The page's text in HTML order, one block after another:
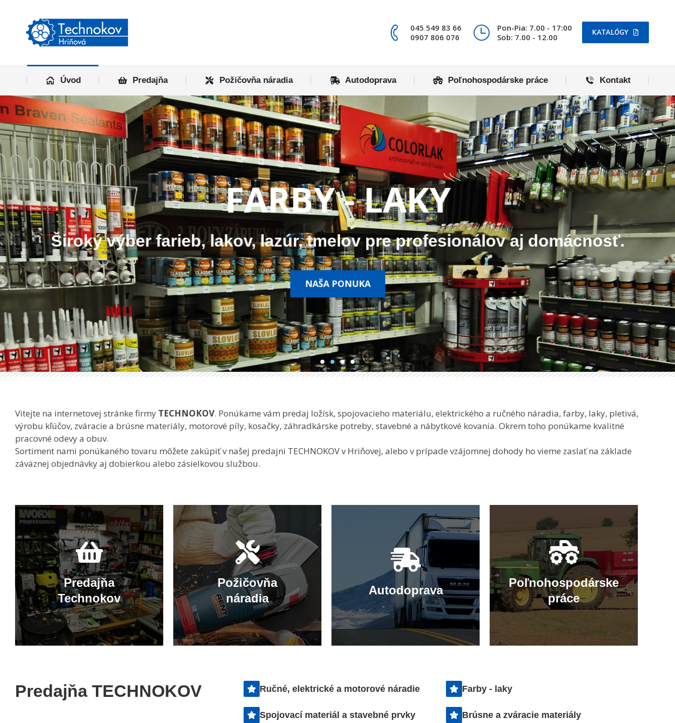
045 549 83 66
0907 806 076
Pon-Pia: 7.00 - 17:00
Sob: 7.00 - 12.00
KATALÓGY
Úvod Predajňa Požičovňa náradia Autodoprava Poľnohospodárske práce Kontakt
FARBY - LAKY
Široký výber farieb, lakov, lazúr, tmelov pre profesionálov aj domácnosť.
NAŠA PONUKA
Vitejte na internetovej stránke firmy TECHNOKOV. Ponúkame vám predaj ložísk, spojovacieho materiálu, elektrického a ručného náradia, farby, laky, pletivá,
výrobu kľúčov, zváracie a brúsne materiály, motorové píly, kosačky, záhradkárske potreby, stavebné a nábytkové kovania. Okrem toho ponúkame kvalitné
pracovné odevy a obuv.
Sortiment nami ponúkaného tovaru môžete zakúpiť v našej predajni TECHNOKOV v Hriňovej, alebo v prípade vzájomnej dohody ho vieme zaslať na základe
záväznej objednávky aj dobierkou alebo zásielkovou službou.
Predajňa
Technokov
Technokove
Požičovňa
náradia
Elektrické náradie
Ponúkame kvalitné elektrické
Autodoprava
Preprava nákladov v
rámci SR
Našim zákazníkom
Poľnohospodárske
práce
práce
Ponúkame profesionálne
Predajňa TECHNOKOV Ručné, elektrické a motorové náradie Farby - laky
Spojovací materiál a stavebné prvky Brúsne a zváracie materiály